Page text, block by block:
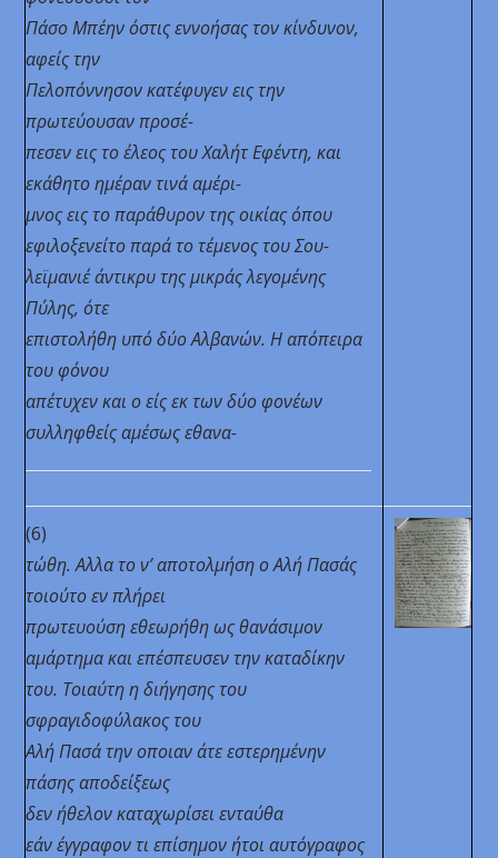
Πάσο Μπέην όστις εννοήσας τον κίνδυνον,
αφείς την
Πελοπόννησον κατέφυγεν εις την
πρωτεύουσαν προσέ-
πεσεν εις το έλεος του Χαλήτ Εφέντη, και
εκάθητο ημέραν τινά αμέρι-
μνος εις το παράθυρον της οικίας όπου
εφιλοξενείτο παρά το τέμενος του Σου-
λεϊμανιέ άντικρυ της μικράς λεγομένης
Πύλης, ότε
επιστολήθη υπό δύο Αλβανών. Η απόπειρα
του φόνου
απέτυχεν και ο είς εκ των δύο φονέων
συλληφθείς αμέσως εθανα-
(6)
τώθη. Αλλα το ν’ αποτολμήση ο Αλή Πασάς
τοιούτο εν πλήρει
πρωτευούση εθεωρήθη ως θανάσιμον
αμάρτημακαι επέσπευσεν την καταδίκην
του. Τοιαύτη η διήγησης του
σφραγιδοφύλακος του
Αλή Πασά την οποιαν άτε εστερημένην
πάσης αποδείξεως
δεν ήθελον καταχωρίσει ενταύθα
εάν έγγραφον τι επίσημον ήτοι αυτόγραφος